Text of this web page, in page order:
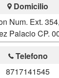
Domicilio
Num. Ext.
Palacio CP.
Telefono
8717141545